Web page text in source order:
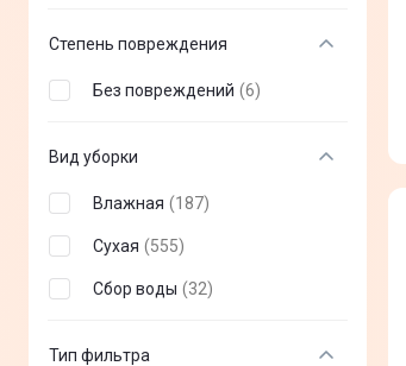
Kärcher (21)
GORENJE
Viomi
Lydsto (2)
Hisense (9)
LG (2 )
Степень повреждения
Без повреждений (6)
Вид уборки
Влажная (187)
Сухая (555)
Сбор воды (32)
Тип фильтра